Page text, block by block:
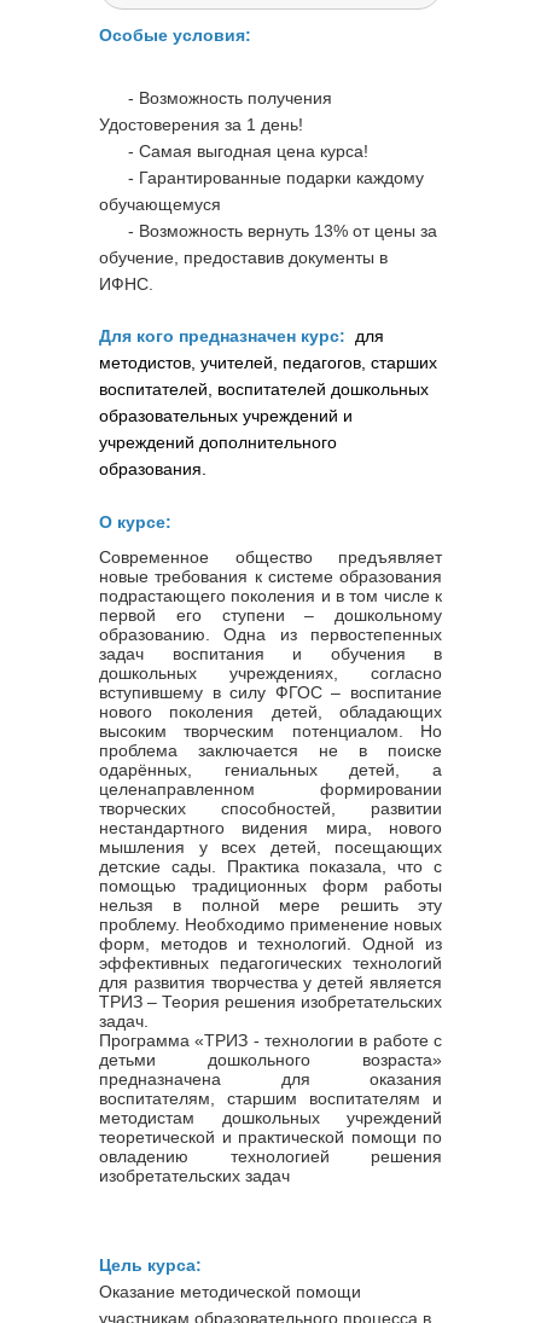
Особые условия:
- Возможность получения
Удостоверения за 1 день!
- Самая выгодная цена курса!
- Гарантированные подарки каждому
обучающемуся
- Возможность вернуть 13% от цены за
обучение, предоставив документы в
ИФНС.
Для кого предназначен курс:
для
методистов, учителей, педагогов, старших
воспитателей, воспитателей дошкольных
образовательных учреждений и
учреждений дополнительного
образования.
О курсе:
Современное общество предъявляет
новые требования к системе образования
подрастающего поколения и в том числе к
первой его ступени – дошкольному
образованию. Одна из первостепенных
задач воспитания и обучения в
дошкольных учреждениях, согласно
вступившему в силу ФГОС – воспитание
нового поколения детей, обладающих
высоким творческим потенциалом. Но
проблема заключается не в поиске
одарённых, гениальных детей, а
целенаправленном формировании
творческих способностей, развитии
нестандартного видения мира, нового
мышления у всех детей, посещающих
детские сады. Практика показала, что с
помощью традиционных форм работы
нельзя в полной мере решить эту
проблему. Необходимо применение новых
форм, методов и технологий. Одной из
эффективных педагогических технологий
для развития творчества у детей является
ТРИЗ – Теория решения изобретательских
задач.
Программа «ТРИЗ - технологии в работе с
детьми дошкольного возраста»
предназначена для оказания
воспитателям, старшим воспитателям и
методистам дошкольных учреждений
теоретической и практической помощи по
овладению технологией решения
изобретательских задач
Цель курса:
Оказание методической помощи
участникам образовательного процесса в